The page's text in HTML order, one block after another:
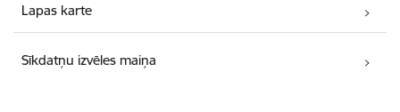
Lapas karte
Sīkdatņu izvēles maiņa